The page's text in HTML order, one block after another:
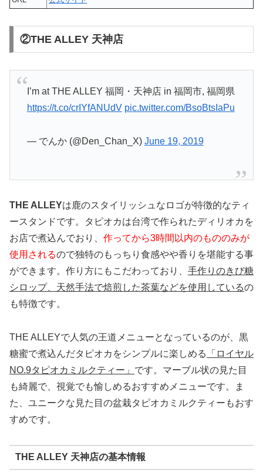
②THE ALLEY 天神店
I’m at THE ALLEY 福岡・天神店 in 福岡市, 福岡県
https://t.co/crIYfANUdV pic.twitter.com/BsoBtsIaPu
— でんか (@Den_Chan_X) June 19, 2019
THE ALLEYは鹿のスタイリッシュなロゴが特徴的なティ
ースタンドです。タピオカは台湾で作られたディリオカを
お店で煮込んでおり、 作ってから3時間以内のもののみが
使用されるので独特のもっちり食感やや香りを堪能する事
ができます。作り方にもこだわっており、 手作りのきび糖
シロップ、天然手法で焙煎した茶葉などを使用しているの
も特徴です。
THE ALLEYで人気の王道メニューとなっているのが、黒
糖蜜で煮込んだタピオカをシンプルに楽しめる
「ロイヤル
NO.9タピオカミルクティー」 です。マーブル状の見た目
も綺麗で、視覚でも愉しめるおすすめメニューです。ま
た、ユニークな見た目の盆栽タピオカミルクティーもおす
すめです。
THE ALLEY 天神店の基本情報